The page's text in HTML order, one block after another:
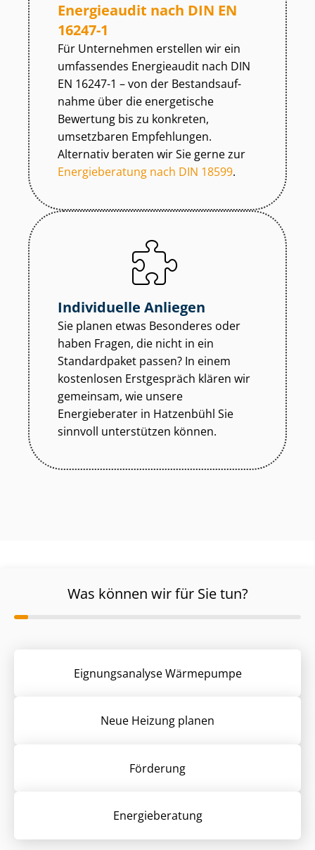
Energieaudit nach DIN EN
16247-1
Für Unternehmen erstellen wir ein
umfassendes Energieaudit nach DIN
EN 16247-1 – von der Be­stands­auf­
nah­me über die energetische
Bewertung bis zu konkreten,
umsetzbaren Empfehlungen.
Alternativ beraten wir Sie gerne zur
Energieberatung nach DIN 18599.
Individuelle Anliegen
Sie planen etwas Besonderes oder
haben Fragen, die nicht in ein
Standardpaket passen? In einem
kostenlosen Erstgespräch klären wir
gemeinsam, wie unsere
Energieberater in Hatzenbühl Sie
sinnvoll unterstützen können.
Was können wir für Sie tun?
Eignungsanalyse Wärmepumpe
Neue Heizung planen
Förderung
Energieberatung